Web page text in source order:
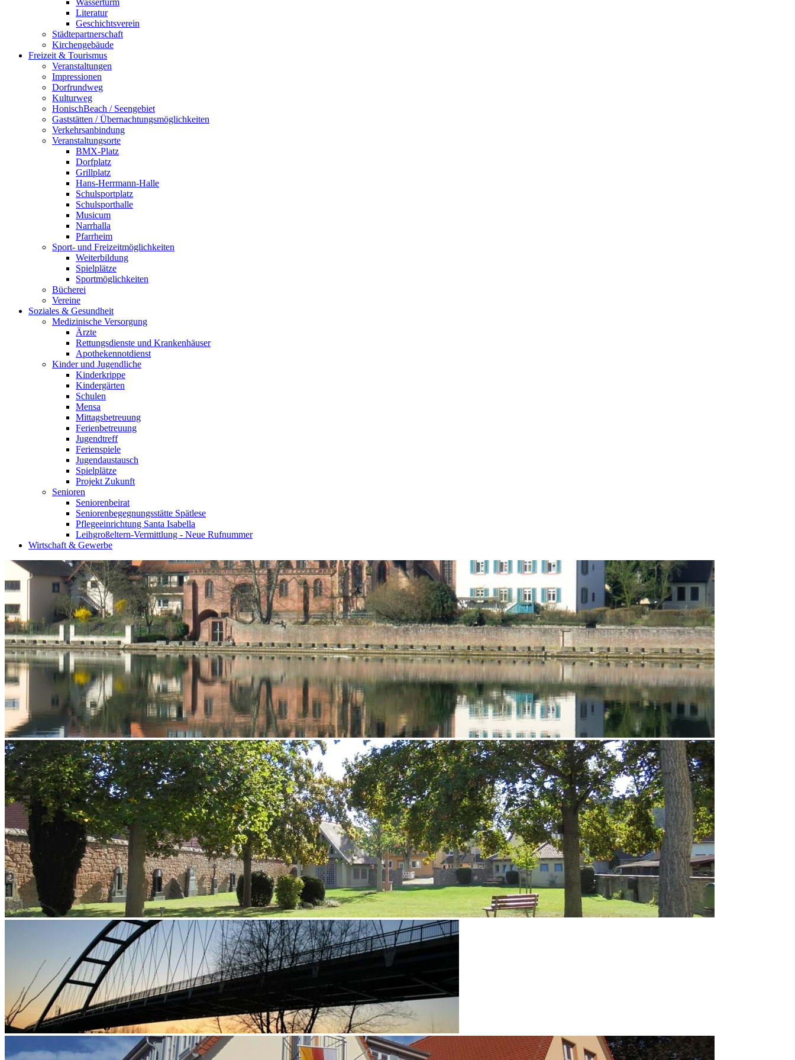
Wasserturm
Literatur
Geschichtsverein
Städtepartnerschaft
Kirchengebäude
Freizeit & Tourismus
Veranstaltungen
Impressionen
Dorfrundweg
Kulturweg
HonischBeach / Seengebiet
Gaststätten / Übernachtungsmöglichkeiten
Verkehrsanbindung
Veranstaltungsorte
BMX-Platz
Dorfplatz
Grillplatz
Hans-Herrmann-Halle
Schulsportplatz
Schulsporthalle
Musicum
Narrhalla
Pfarrheim
Sport- und Freizeitmöglichkeiten
Weiterbildung
Spielplätze
Sportmöglichkeiten
Bücherei
Vereine
Soziales & Gesundheit
Medizinische Versorgung
Ärzte
Rettungsdienste und Krankenhäuser
Apothekennotdienst
Kinder und Jugendliche
Kinderkrippe
Kindergärten
Schulen
Mensa
Mittagsbetreuung
Ferienbetreuung
Jugendtreff
Ferienspiele
Jugendaustausch
Spielplätze
Projekt Zukunft
Senioren
Seniorenbeirat
Seniorenbegegnungsstätte Spätlese
Pflegeeinrichtung Santa Isabella
Leihgroßeltern-Vermittlung - Neue Rufnummer
Wirtschaft & Gewerbe